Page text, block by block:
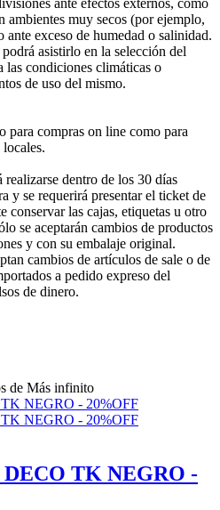
ambientes muy secos (por ejemplo,
ante exceso de humedad o salinidad.
asistirlo en la selección del
las condiciones climáticas o
de uso del mismo.
para compras on line como para
locales.
dentro de los 30 días
y se requerirá presentar el ticket de
conservar las cajas, etiquetas u otro
se aceptarán cambios de productos
y con su embalaje original.
cambios de artículos de sale o de
a pedido expreso del
de dinero.
TK NEGRO -